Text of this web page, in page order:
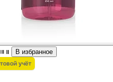
В избранное
учёт